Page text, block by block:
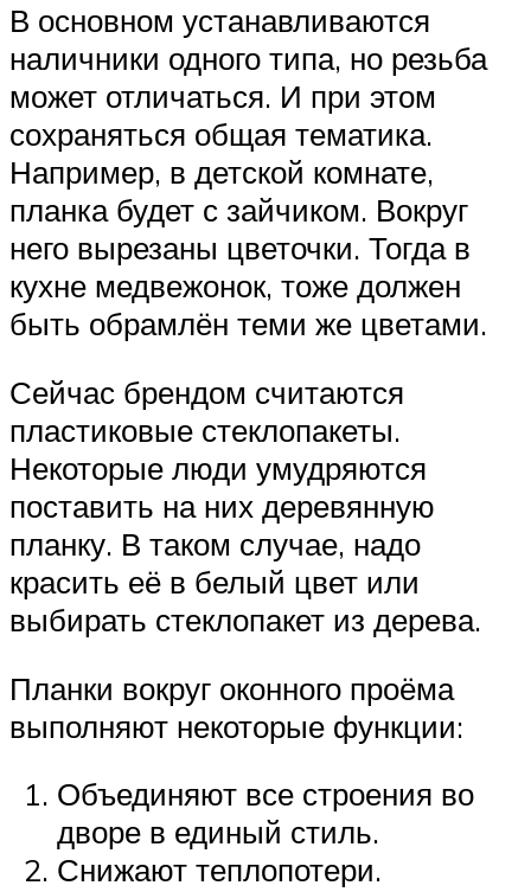
В основном устанавливаются
наличники одного типа, но резьба
может отличаться. И при этом
сохраняться общая тематика.
Например, в детской комнате,
планка будет с зайчиком. Вокруг
него вырезаны цветочки. Тогда в
кухне медвежонок, тоже должен
быть обрамлён теми же цветами.
Сейчас брендом считаются
пластиковые стеклопакеты.
Некоторые люди умудряются
поставить на них деревянную
планку. В таком случае, надо
красить её в белый цвет или
выбирать стеклопакет из дерева.
Планки вокруг оконного проёма
выполняют некоторые функции:
Объединяют все строения во
дворе в единый стиль.
Снижают теплопотери.